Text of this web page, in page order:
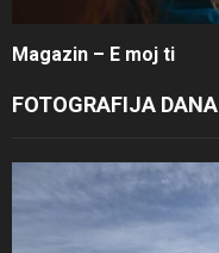
Magazin – E moj ti
FOTOGRAFIJA DANA